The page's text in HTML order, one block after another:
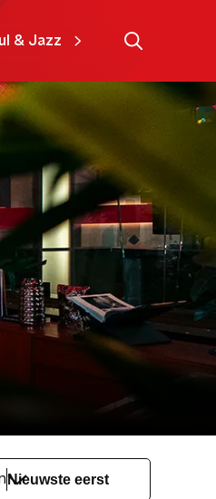
& Jazz